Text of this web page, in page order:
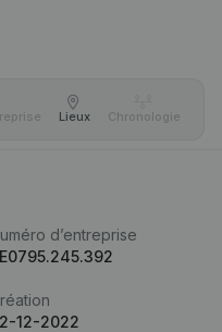
Lieux Chronologie
d’entreprise
12-2022